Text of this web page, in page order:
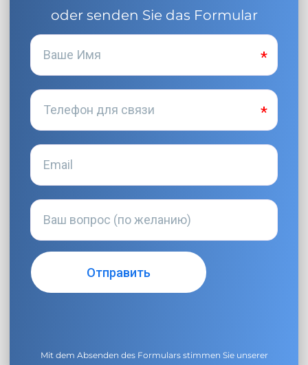
oder senden Sie das Formular
Mit dem Absenden des Formulars stimmen Sie unserer